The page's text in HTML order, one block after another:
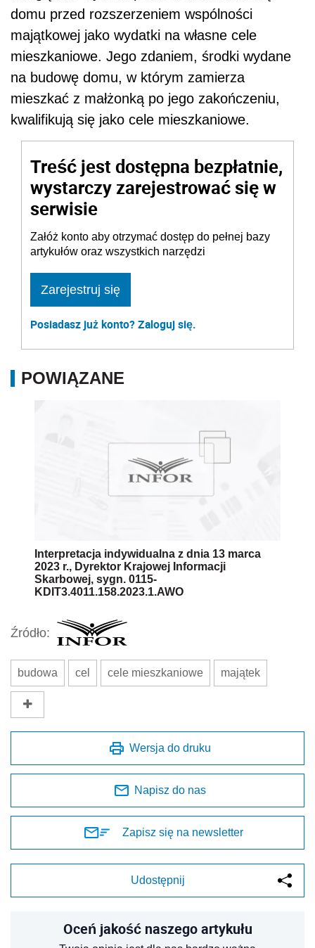
domu przed rozszerzeniem wspólności
majątkowej jako wydatki na własne cele
mieszkaniowe. Jego zdaniem, środki wydane
na budowę domu, w którym zamierza
mieszkać z małżonką po jego zakończeniu,
kwalifikują się jako cele mieszkaniowe.
Treść jest dostępna bezpłatnie,
wystarczy zarejestrować się w
serwisie
Załóż konto aby otrzymać dostęp do pełnej bazy
artykułów oraz wszystkich narzędzi
Zarejestruj się
Posiadasz już konto? Zaloguj się.
POWIĄZANE
Interpretacja indywidualna z dnia 13 marca
2023 r., Dyrektor Krajowej Informacji
Skarbowej, sygn. 0115-
KDIT3.4011.158.2023.1.AWO
Źródło:
budowa cel cele mieszkaniowe majątek
Wersja do druku
Napisz do nas
Zapisz się na newsletter
Udostępnij
Oceń jakość naszego artykułu